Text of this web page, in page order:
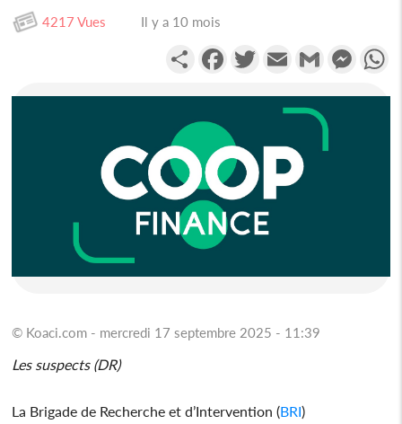
4217 Vues Il y a 10 mois
PartagerFacebookTwitterEmail Gmail
© Koaci.com - mercredi 17 septembre 2025 - 11:39
Les suspects (DR)
La Brigade de Recherche et d’Intervention (BRI)